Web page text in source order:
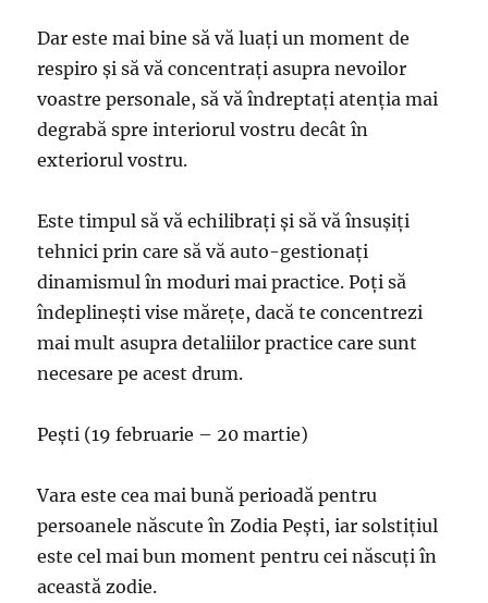
Dar este mai bine să vă luați un moment de
respiro și să vă concentrați asupra nevoilor
voastre personale, să vă îndreptați atenția mai
degrabă spre interiorul vostru decât în
exteriorul vostru.
Este timpul să vă echilibrați și să vă însușiți
tehnici prin care să vă auto-gestionați
dinamismul în moduri mai practice. Poți să
îndeplinești vise mărețe, dacă te concentrezi
mai mult asupra detaliilor practice care sunt
necesare pe acest drum.
Pești (19 februarie – 20 martie)
Vara este cea mai bună perioadă pentru
persoanele născute în Zodia Pești, iar solstițiul
este cel mai bun moment pentru cei născuți în
această zodie.